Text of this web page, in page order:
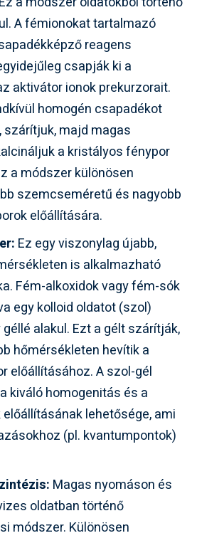
A fémionokat tartalmazó
reagens
csapják ki a
aktivátor ionok prekurzorait.
homogén csapadékot
majd magas
a kristályos fénypor
a módszer különösen
szemcseméretű és nagyobb
előállítására.
Ez egy viszonylag újabb,
is alkalmazható
Fém-alkoxidok vagy fém-sók
egy kolloid oldatot (szol)
alakul. Ezt a gélt szárítják,
hőmérsékleten hevítik a
előállításához. A szol-gél
kiváló homogenitás és a
lehetősége, ami
(pl. kvantumpontok)
Magas nyomáson és
oldatban történő
módszer. Különösen